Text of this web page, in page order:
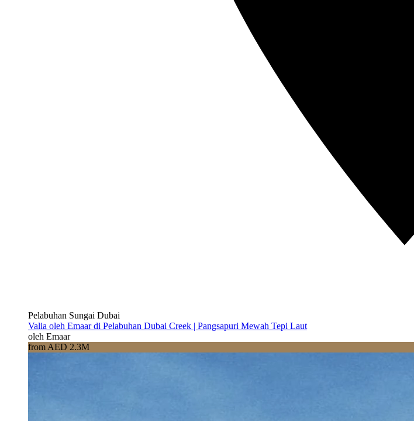
Pelabuhan Sungai Dubai
Valia oleh Emaar di Pelabuhan Dubai Creek | Pangsapuri Mewah Tepi Laut
oleh Emaar
from AED 2.3M